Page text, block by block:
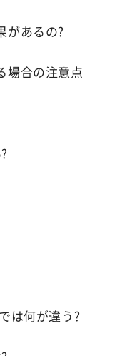
があるの?
場合の注意点
は何が違う?